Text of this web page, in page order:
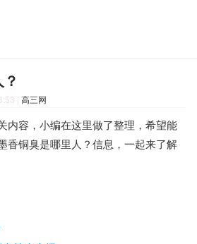
| 高三网
内容，小编在这里做了整理，希望能
香铜臭是哪里人？信息，一起来了解